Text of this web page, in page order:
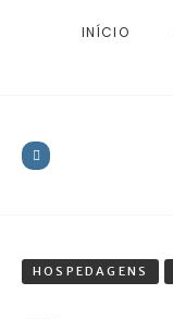
INÍCIO
HOSPEDAGENS